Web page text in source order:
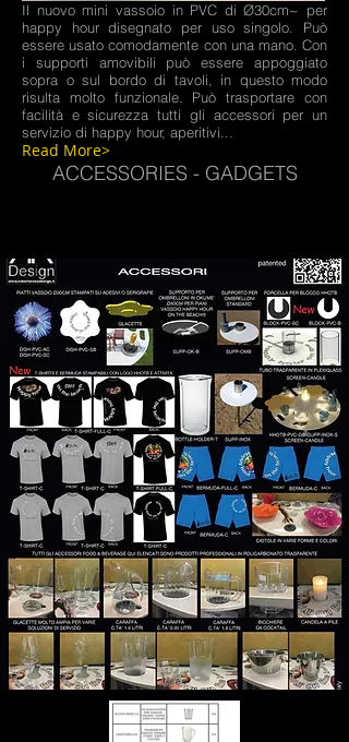
Il nuovo mini vassoio in PVC di Ø30cm~ per
happy hour disegnato per uso singolo. Può
essere usato comodamente con una mano. Con
i supporti amovibili può essere appoggiato
sopra o sul bordo di tavoli, in questo modo
risulta molto funzionale. Può trasportare con
facilità e sicurezza tutti gli accessori per un
servizio di happy hour, aperitivi...
Read More>
ACCESSORIES - GADGETS